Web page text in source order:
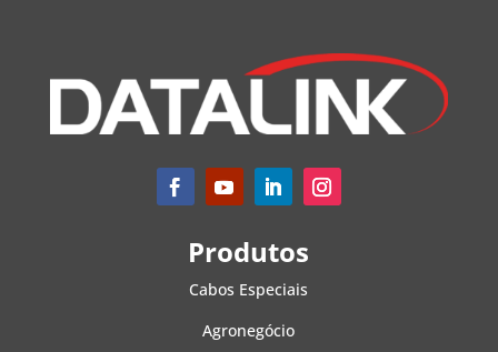
Produtos
Cabos Especiais
Agronegócio